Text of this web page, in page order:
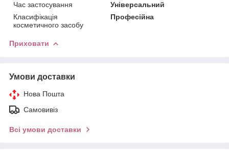
Час застосування
Універсальний
Класифікація
косметичного засобу
Професійна
Приховати
Умови доставки
Нова Пошта
Самовивіз
Всі умови доставки